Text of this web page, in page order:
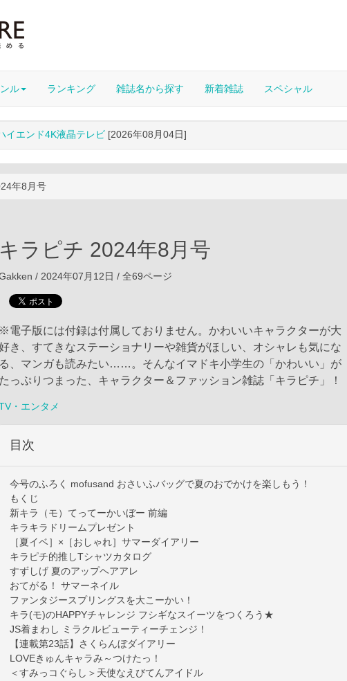
ル ランキング 雑誌名から探す 新着雑誌 スペシャル
イエンド4K液晶テレビ [2026年08月04日]
年8月号
キラピチ 2024年8月号
/ 2024年07月12日 / 全69ページ
※電子版には付録は付属しておりません。かわいいキャラクターが大
き、すてきなステーショナリーや雑貨がほしい、オシャレも気にな
る、マンガも読みたい……。そんなイマドキ小学生の「かわいい」が
たっぷりつまった、キャラクター＆ファッション雑誌「キラピチ」！
・エンタメ
目次
今号のふろく mofusand おさいふバッグで夏のおでかけを楽しもう！
もくじ
新キラ（モ）てってーかいぼー 前編
キラキラドリームプレゼント
［夏イベ］×［おしゃれ］サマーダイアリー
キラピチ的推しTシャツカタログ
すずしげ 夏のアップヘアアレ
おてがる！ サマーネイル
ファンタジースプリングスを大こーかい！
キラ(モ)のHAPPYチャレンジ フシギなスイーツをつくろう★
JS着まわし ミラクルビューティーチェンジ！
【連載第23話】さくらんぼダイアリー
LOVEきゅんキャラみ～つけたっ！
＜すみっコぐらし＞天使なえびてんアイドル